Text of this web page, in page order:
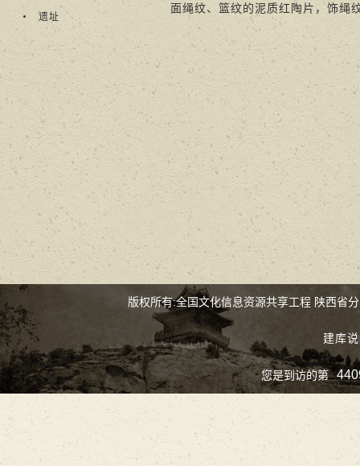
遗址
面绳纹、篮纹的泥质红陶片，饰绳
版权所有:全国文化信息资源共享工程 陕西省
建库
您是到访的第